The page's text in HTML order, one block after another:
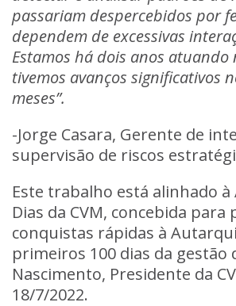
passariam despercebidos por
dependem de excessivas
Estamos há dois anos atuando
tivemos avanços significativos
meses”.
-Jorge Casara, Gerente de
supervisão de riscos
Este trabalho está alinhado à
Dias da CVM, concebida para
conquistas rápidas à
primeiros 100 dias da gestão
Nascimento, Presidente da
18/7/2022.